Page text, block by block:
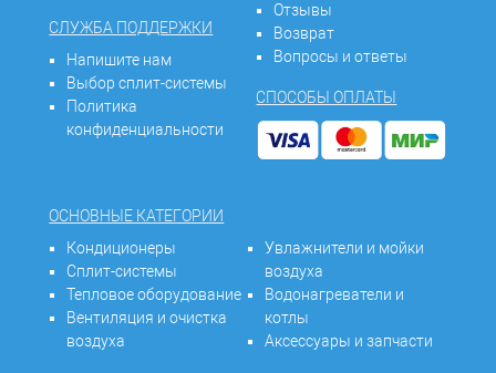
СЛУЖБА ПОДДЕРЖКИ
Напишите нам
Выбор сплит-системы
Политика
конфиденциальности
Отзывы
Возврат
Вопросы и ответы
СПОСОБЫ ОПЛАТЫ
ОСНОВНЫЕ КАТЕГОРИИ
Кондиционеры
Сплит-системы
Тепловое оборудование
Вентиляция и очистка
воздуха
Увлажнители и мойки
воздуха
Водонагреватели и
котлы
Аксессуары и запчасти